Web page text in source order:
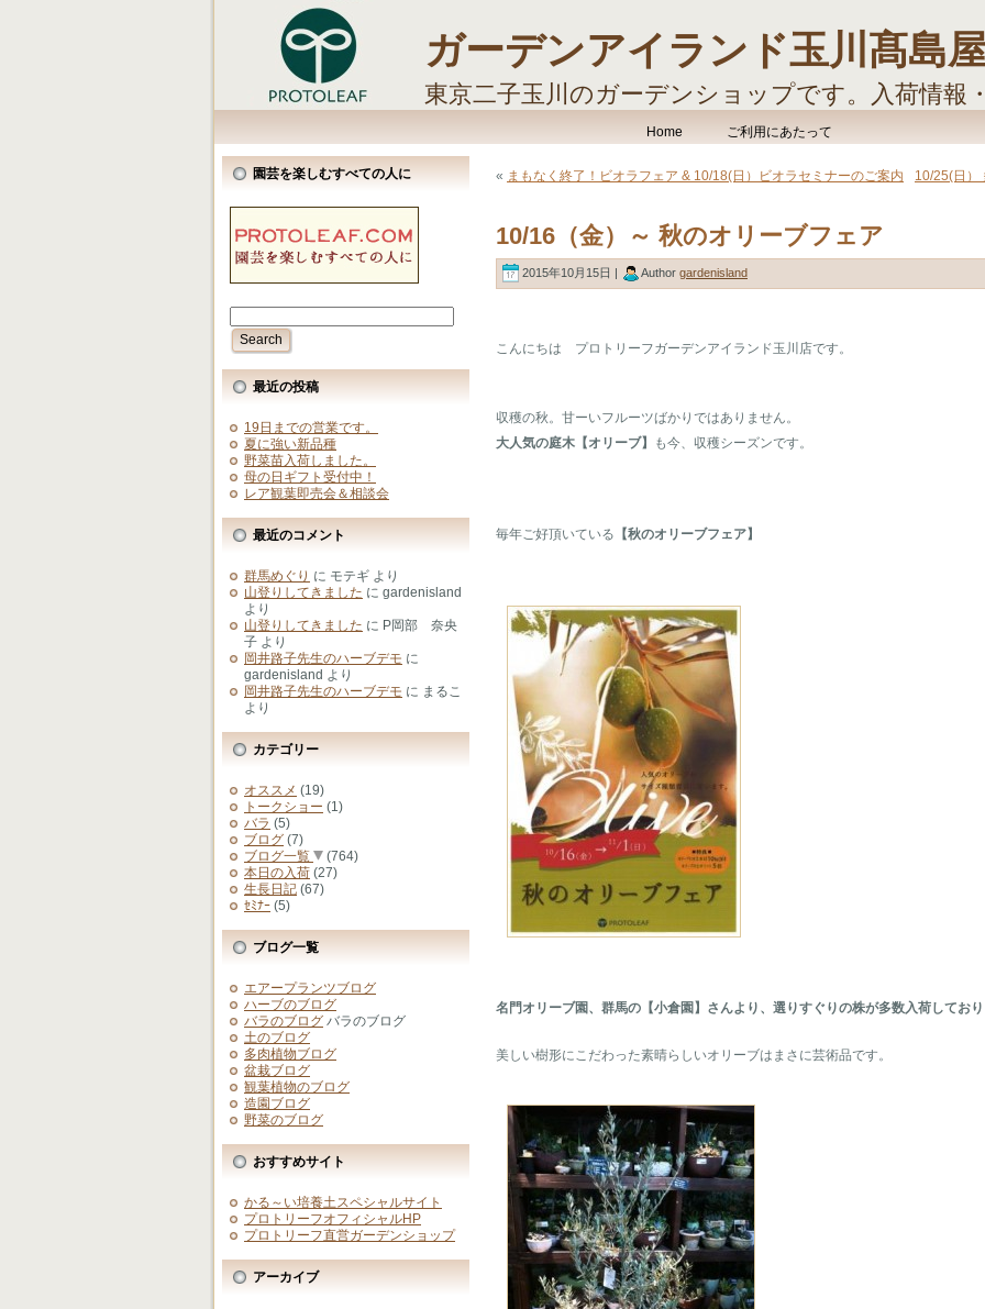
ガーデンアイランド玉川髙島
東京二子玉川のガーデンショップです。入荷情報
Home ご利用にあたって
園芸を楽しむすべての人に
最近の投稿
19日までの営業です。
夏に強い新品種
野菜苗入荷しました。
母の日ギフト受付中！
レア観葉即売会＆相談会
最近のコメント
群馬めぐり に モテギ より
山登りしてきました に gardenisland
より
山登りしてきました に P岡部 奈央
子 より
岡井路子先生のハーブデモ に
gardenisland より
岡井路子先生のハーブデモ に まるこ
より
カテゴリー
オススメ (19)
トークショー (1)
バラ (5)
ブログ (7)
ブログ一覧
(764)
本日の入荷 (27)
生長日記 (67)
ｾﾐﾅｰ (5)
ブログ一覧
エアープランツブログ
ハーブのブログ
バラのブログ バラのブログ
土のブログ
多肉植物ブログ
盆栽ブログ
観葉植物のブログ
造園ブログ
野菜のブログ
おすすめサイト
かる～い培養土スペシャルサイト
プロトリーフオフィシャルHP
プロトリーフ直営ガーデンショップ
アーカイブ
« まもなく終了！ビオラフェア & 10/18(日）ビオラセミナーのご案内 10/25(日）
10/16（金）～ 秋のオリーブフェア
2015年10月15日 | Author gardenisland
こんにちは プロトリーフガーデンアイランド玉川店です。
収穫の秋。甘ーいフルーツばかりではありません。
大人気の庭木【オリーブ】
も今、収穫シーズンです。
毎年ご好頂いている 【秋のオリーブフェア】
名門オリーブ園、群馬の【小倉園】さんより、選りすぐりの株が多数入荷してお
美しい樹形にこだわった素晴らしいオリーブはまさに芸術品です。